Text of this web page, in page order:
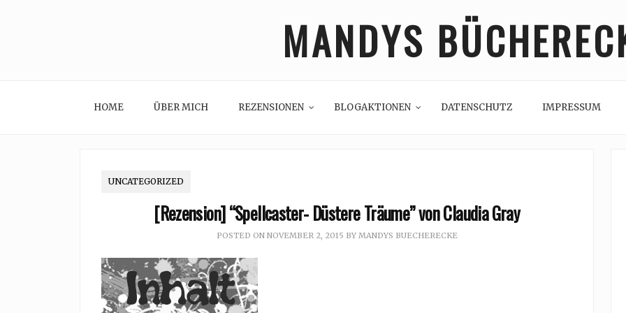
MANDYS
HOME ÜBER MICH REZENSIONEN BLOGAKTIONEN DATENSCHUTZ IMPRESSUM
UNCATEGORIZED
[Rezension] “Spellcaster- Düstere Träume” von Claudia Gray
POSTED ON NOVEMBER 2, 2015 BY MANDYS BUECHERECKE